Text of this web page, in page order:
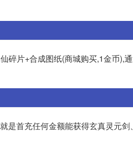
碎片+合成图纸(商城购买,1金币),
是首充任何金额能获得玄真灵元